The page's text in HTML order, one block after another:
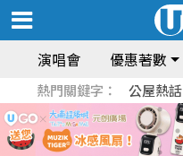
演唱會 優惠著數
熱門關鍵字： 公屋熱話